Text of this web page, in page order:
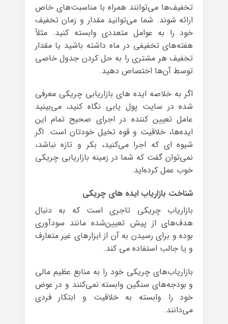
تخفیف‌ها می‌توانند همراه با مناسبت‌های خاص
ارائه شوند. شما می‌توانید مقدار و زمان تخفیف
خود را به عوامل متعددی وابسته کنید. مثلاً
هفته‌های تخفیفی در ماه داشته باشید یا مقدار
تخفیف هر مشتری را به حل کردن جدول خاصی
توسط آن‌ها اختصاص دهید.
اگر به خلاصه‌ ایده های بازاریابی چریکی معرفی
شده در سایت پول یابی نگاه کنید، می‌بینید
عامل تعیین کننده در اجرای صحیح تمام این
ایده‌ها، خلاقیت و قوه تخیل خودتان است. اگر
شیوه ای که اجرا می‌کنید، بکر و تازه نباشد،
نمی‌توان گفت که شما در زمینه بازاریابی چریکی
خوب عمل کرده‌اید.
شناخت بازاریاب ایده های چریکی
بازاریاب چریکی تاجری است که به دنبال
هدف‌های از پیش تعیین‌شده مانند سود‌آوری
بوده و برای رسیدن به آن از ابزارهای غیر متعارف
و یا جالب استفاده می کند.
بازاریاب‌های چریکی خود را به منابع عظیم مالی
و بودجه‌های سنگین وابسته نمی‌کنند و در عوض
خود را وابسته به خلاقیت و ابتکار فردی
می‌دانند.